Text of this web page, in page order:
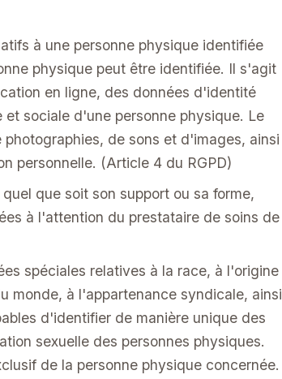
à une personne physique identifiée
physique peut être identifiée. Il s'agit
en ligne, des données d'identité
sociale d'une personne physique. Le
de sons et d'images, ainsi
personnelle. (Article 4 du RGPD)
que soit son support ou sa forme,
à l'attention du prestataire de soins de
spéciales relatives à la race, à l'origine
monde, à l'appartenance syndicale, ainsi
d'identifier de manière unique des
sexuelle des personnes physiques.
de la personne physique concernée.